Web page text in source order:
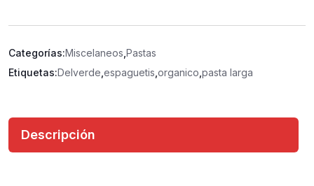
Categorías:Miscelaneos Pastas
Etiquetas:Delverde espaguetis organico pasta larga
Descripción